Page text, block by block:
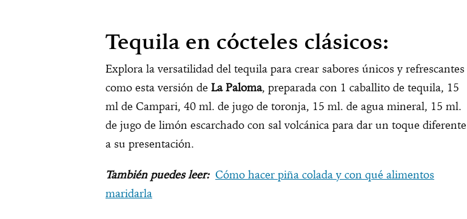
Tequila en cócteles clásicos:
Explora la versatilidad del tequila para crear sabores únicos y refrescantes
como esta versión de La Paloma, preparada con 1 caballito de tequila, 15
ml de Campari, 40 ml. de jugo de toronja, 15 ml. de agua mineral, 15 ml.
de jugo de limón escarchado con sal volcánica para dar un toque diferente
a su presentación.
También puedes leer: Cómo hacer piña colada y con qué alimentos
maridarla